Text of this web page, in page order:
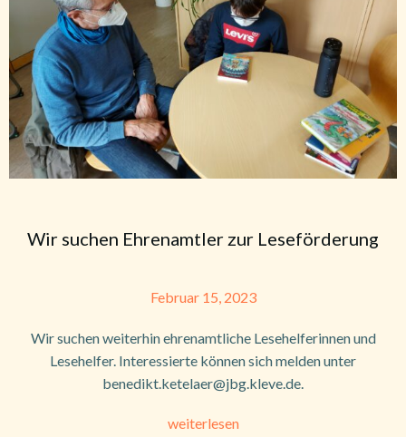
Wir suchen Ehrenamtler zur Leseförderung
Februar 15, 2023
Wir suchen weiterhin ehrenamtliche Lesehelferinnen und
Lesehelfer. Interessierte können sich melden unter
benedikt.ketelaer@jbg.kleve.de.
weiterlesen